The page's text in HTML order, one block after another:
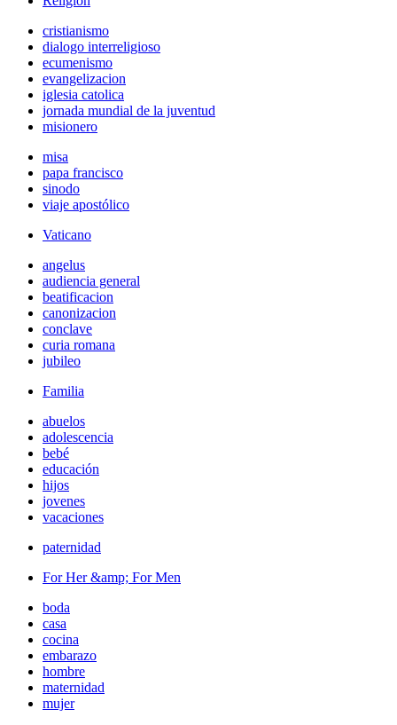
cristianismo
dialogo interreligioso
ecumenismo
evangelizacion
iglesia catolica
jornada mundial de la juventud
misionero
misa
papa francisco
sinodo
viaje apostólico
Vaticano
angelus
audiencia general
beatificacion
canonizacion
conclave
curia romana
jubileo
Familia
abuelos
adolescencia
bebé
educación
hijos
jovenes
vacaciones
paternidad
For Her &amp; For Men
boda
casa
cocina
embarazo
hombre
maternidad
mujer